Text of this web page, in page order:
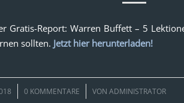
Gratis-Report: Warren Buffett – 5
sollten. Jetzt hier herunterladen!
0 KOMMENTARE
/ VON ADMINISTRATOR